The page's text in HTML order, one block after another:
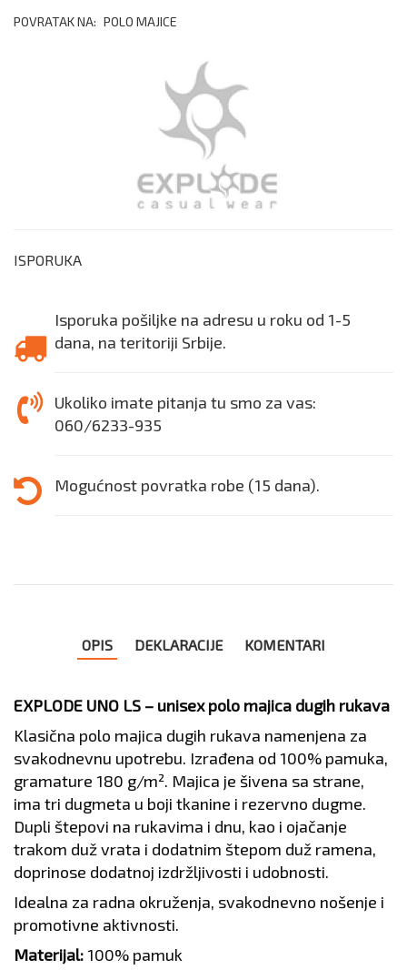
POVRATAK NA: POLO MAJICE
ISPORUKA
Isporuka pošiljke na adresu u roku od 1-5
dana, na teritoriji Srbije.
Ukoliko imate pitanja tu smo za vas:
060/6233-935
Mogućnost povratka robe (15 dana).
OPIS DEKLARACIJE KOMENTARI
EXPLODE UNO LS – unisex polo majica dugih rukava
Klasična polo majica dugih rukava namenjena za
svakodnevnu upotrebu. Izrađena od 100% pamuka,
gramature 180 g/m². Majica je šivena sa strane,
ima tri dugmeta u boji tkanine i rezervno dugme.
Dupli štepovi na rukavima i dnu, kao i ojačanje
trakom duž vrata i dodatnim štepom duž ramena,
doprinose dodatnoj izdržljivosti i udobnosti.
Idealna za radna okruženja, svakodnevno nošenje i
promotivne aktivnosti.
Materijal: 100% pamuk